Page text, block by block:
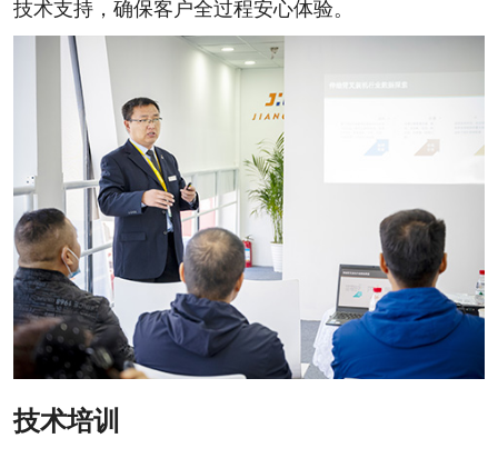
技术支持，确保客户全过程安心体验。
技术培训